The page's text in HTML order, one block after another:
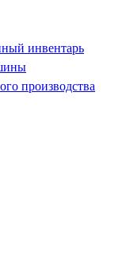
инвентарь
производства